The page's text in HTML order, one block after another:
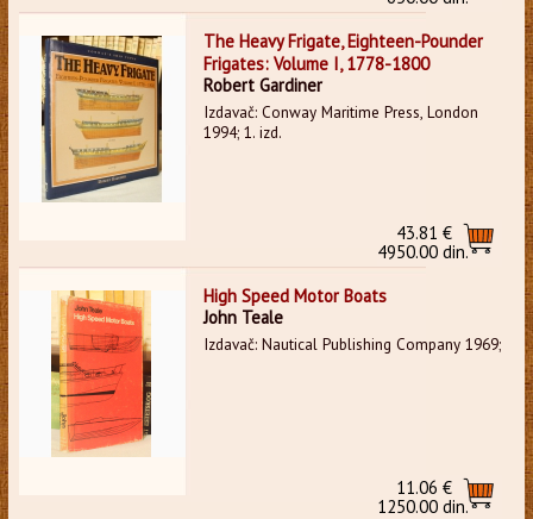
The Heavy Frigate, Eighteen-Pounder
Frigates: Volume I, 1778-1800
Robert Gardiner
Izdavač: Conway Maritime Press, London
1994; 1. izd.
43.81 €
4950.00 din.
High Speed Motor Boats
John Teale
Izdavač: Nautical Publishing Company 1969;
11.06 €
1250.00 din.